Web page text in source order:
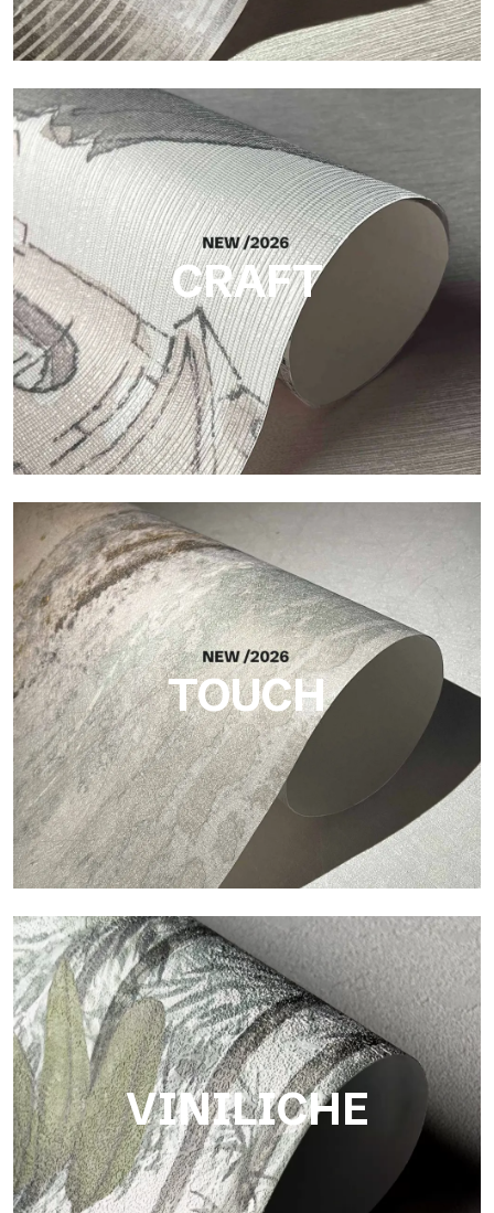
Silk
Finitura luminosa ed elegante, con sottile trama verticale che
riflette la luce e dona profondità alla superficie.
CRAFT
Craft
Finitura ispirata alle fibre naturali, con rilievo essenziale che
dona equilibrio, profondità e una matericità elegante.
TOUCH
Touch
Finitura dalla trama fibrosa e irregolare, con texture morbida
che dona calore e autenticità alla superficie.
VINILICHE